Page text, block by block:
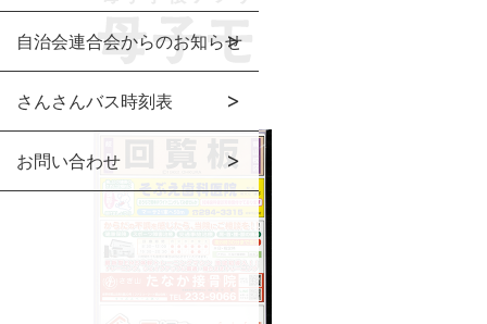
自治会連合会からのお知らせ
さんさんバス時刻表
お問い合わせ